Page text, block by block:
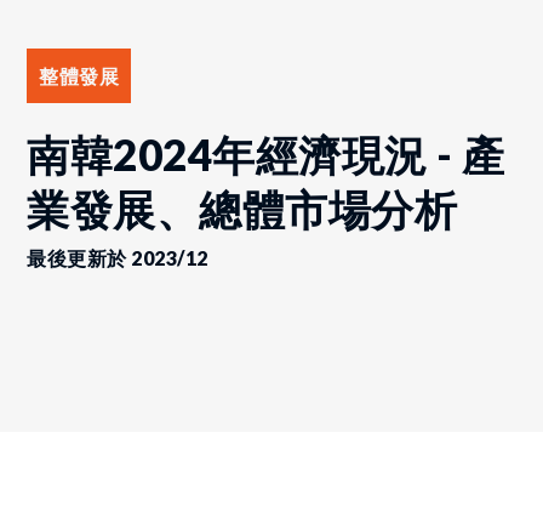
整體發展
南韓2024年經濟現況 - 產
業發展、總體市場分析
最後更新於 2023/12